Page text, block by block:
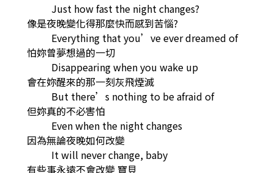
Just how fast the night changes?
像是夜晚變化得那麼快而感到苦惱?
Everything that you’ve ever dreamed of
怕妳曾夢想過的一切
Disappearing when you wake up
會在妳醒來的那一刻灰飛煙滅
But there’s nothing to be afraid of
但妳真的不必害怕
Even when the night changes
因為無論夜晚如何改變
It will never change, baby
有些事永遠不會改變 寶貝